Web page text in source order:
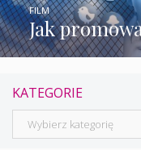
Jak
FILM
KATEGORIE
Kategorie